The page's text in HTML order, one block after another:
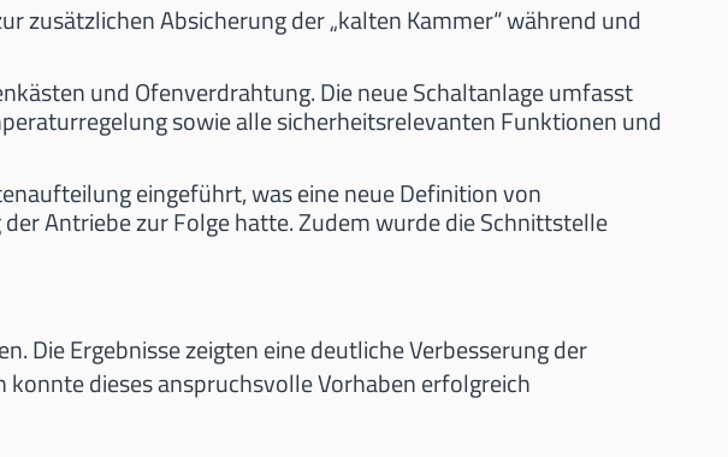
zusätzlichen Absicherung der „kalten Kammer“ während und
und Ofenverdrahtung. Die neue Schaltanlage umfasst
sowie alle sicherheitsrelevanten Funktionen und
eingeführt, was eine neue Definition von
Antriebe zur Folge hatte. Zudem wurde die Schnittstelle
Die Ergebnisse zeigten eine deutliche Verbesserung der
dieses anspruchsvolle Vorhaben erfolgreich